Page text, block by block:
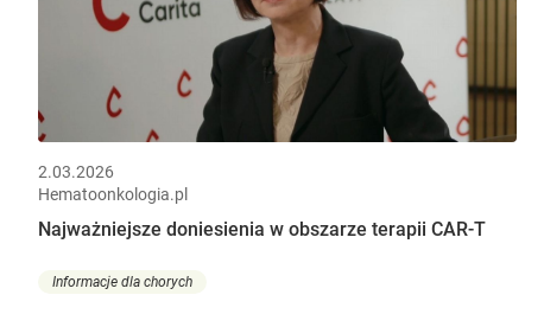
2.03.2026
Hematoonkologia.pl
Najważniejsze doniesienia w obszarze terapii CAR-T
Informacje dla chorych